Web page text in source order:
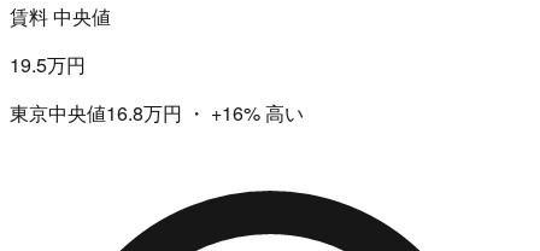
賃料 中央値
19.5万円
東京中央値16.8万円 ・ +16%高い